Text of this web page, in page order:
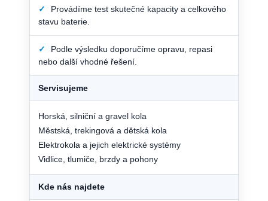
✓
Provádíme test skutečné kapacity a celkového
stavu baterie.
✓
Podle výsledku doporučíme opravu, repasi
nebo další vhodné řešení.
Servisujeme
Horská, silniční a gravel kola
Městská, trekingová a dětská kola
Elektrokola a jejich elektrické systémy
Vidlice, tlumiče, brzdy a pohony
Kde nás najdete